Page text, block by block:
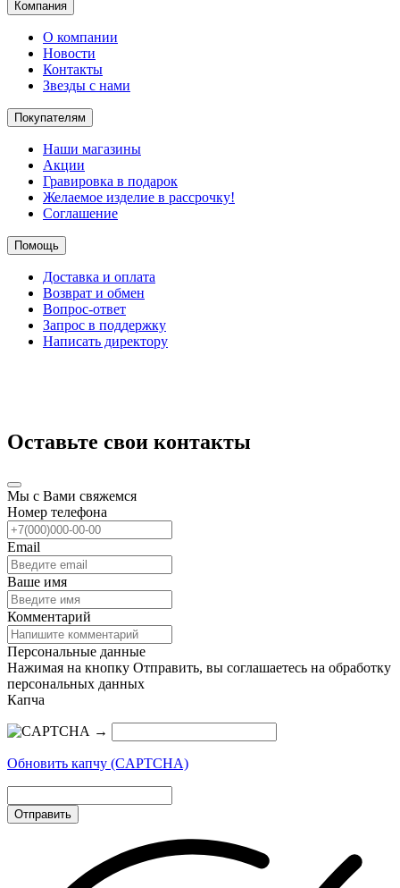
Компания
О компании
Новости
Контакты
Звезды с нами
Покупателям
Наши магазины
Акции
Гравировка в подарок
Желаемое изделие в рассрочку!
Соглашение
Помощь
Доставка и оплата
Возврат и обмен
Вопрос-ответ
Запрос в поддержку
Написать директору
Оставьте свои контакты
Мы с Вами свяжемся
Номер телефона
Email
Ваше имя
Комментарий
Персональные данные
Нажимая на кнопку Отправить, вы соглашаетесь на обработку
персональных данных
Капча
→
Обновить капчу (CAPTCHA)
Отправить